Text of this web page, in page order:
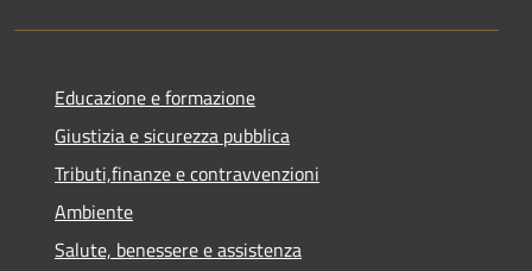
Educazione e formazione
Giustizia e sicurezza pubblica
Tributi,finanze e contravvenzioni
Ambiente
Salute, benessere e assistenza